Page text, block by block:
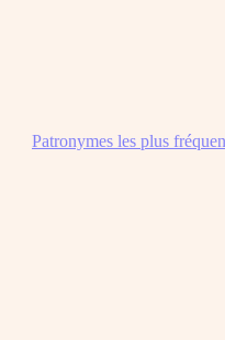
Patronymes les plus